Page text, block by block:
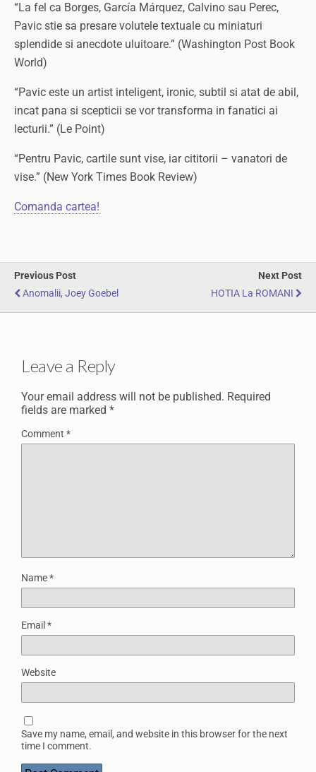
“La fel ca Borges, García Márquez, Calvino sau Perec,
Pavic stie sa presare volutele textuale cu miniaturi
splendide si anecdote uluitoare.” (Washington Post Book
World)
“Pavic este un artist inteligent, ironic, subtil si atat de abil,
incat pana si scepticii se vor transforma in fanatici ai
lecturii.” (Le Point)
“Pentru Pavic, cartile sunt vise, iar cititorii – vanatori de
vise.” (New York Times Book Review)
Comanda cartea!
Previous Post
Anomalii, Joey Goebel
Next Post
HOTIA La ROMANI
Leave a Reply
Your email address will not be published. Required
fields are marked *
Comment *
Name*
Email *
Website
Save my name, email, and website in this browser for the next
time I comment.